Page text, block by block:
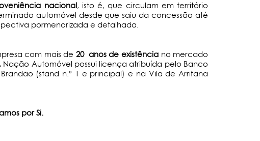
nacional, isto é, que circulam em território
automóvel desde que saiu da concessão até
pormenorizada e detalhada.
com mais de 20 anos de existênciano mercado
Automóvel possui licença atribuída pelo Banco
(stand n.º 1 e principal) e na Vila de Arrifana
por Si.